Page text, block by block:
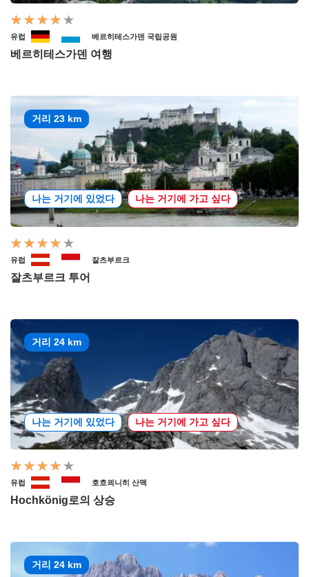
유럽 베르히테스가덴 국립공원
베르히테스가덴 여행
거리 23 km
나는 거기에 있었다 나는 거기에 가고 싶다
유럽 잘츠부르크
잘츠부르크 투어
거리 24 km
나는 거기에 있었다 나는 거기에 가고 싶다
유럽 호흐쾨니히 산맥
Hochkönig로의 상승
거리 24 km